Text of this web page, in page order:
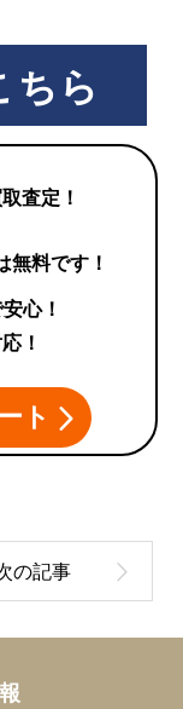
ちら
査定！
無料です！
心！
！
ト